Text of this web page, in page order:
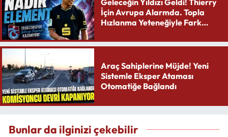
İçin Avrupa Alarmda. Topla
Hızlanma Yeteneğiyle Fark
Araç Sahiplerine Müjde! Yeni
Sistemle Eksper Ataması
Otomatiğe Bağlandı
Bunlar da ilginizi çekebilir